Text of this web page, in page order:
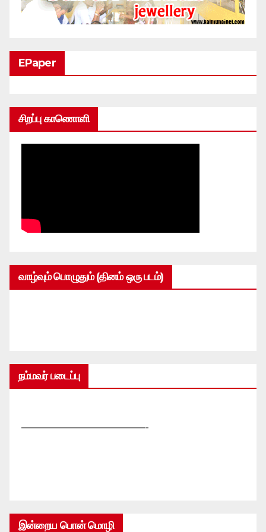
EPaper
சிறப்பு காணொளி
வாழ்வும் பொழுதும் (தினம் ஒரு படம்)
நம்மவர் படைப்பு
—————————————-
இன்றைய பொன் மொழி